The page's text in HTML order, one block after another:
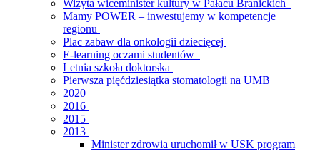
Wizyta wiceminister kultury w Pałacu Branickich
Mamy POWER – inwestujemy w kompetencje
regionu
Plac zabaw dla onkologii dziecięcej
E-learning oczami studentów
Letnia szkoła doktorska
Pierwsza pięćdziesiątka stomatologii na UMB
2020
2016
2015
2013
Minister zdrowia uruchomił w USK program